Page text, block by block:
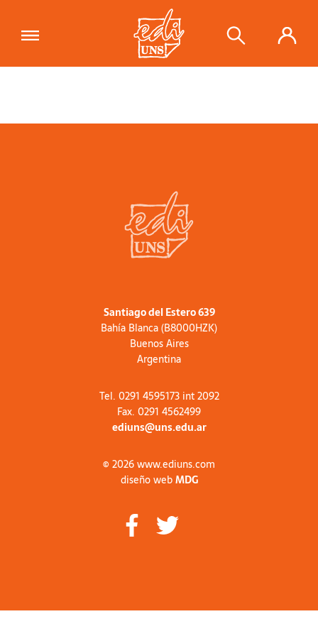
Santiago del Estero 639
Bahía Blanca (B8000HZK)
Buenos Aires
Argentina
Tel. 0291 4595173 int 2092
Fax. 0291 4562499
ediuns@uns.edu.ar
© 2026 www.ediuns.com
diseño webMDG